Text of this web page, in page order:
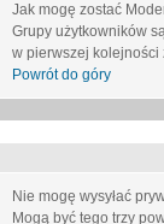
Jak mogę zostać
Grupy użytkowników
w pierwszej kolejności
Powrót do góry
Nie mogę wysyłać
Mogą być tego trzy